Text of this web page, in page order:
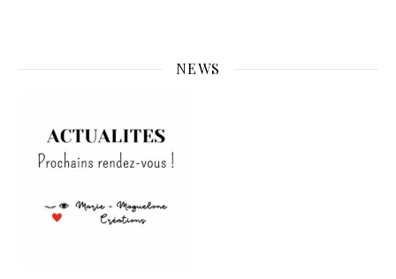
NEWS